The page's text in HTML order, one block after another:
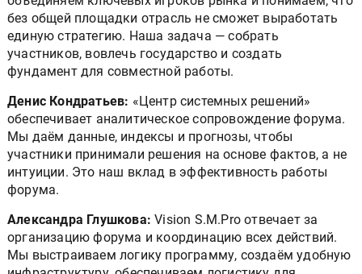
без общей площадки отрасль не сможет выработать
единую стратегию. Наша задача — собрать
участников, вовлечь государство и создать
фундамент для совместной работы.
Денис Кондратьев: «Центр системных решений»
обеспечивает аналитическое сопровождение форума.
Мы даём данные, индексы и прогнозы, чтобы
участники принимали решения на основе фактов, а не
интуиции. Это наш вклад в эффективность работы
форума.
Александра Глушкова:Vision S.M.Pro отвечает за
организацию форума и координацию всех действий.
Мы выстраиваем логику программу, создаём удобную